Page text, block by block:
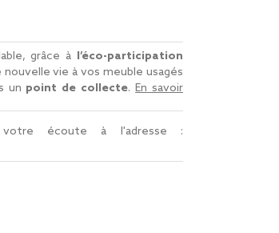
grâce à l’éco-participation
vie à vos meuble usagés
un point de collecte.En savoir
écoute à l'adresse :